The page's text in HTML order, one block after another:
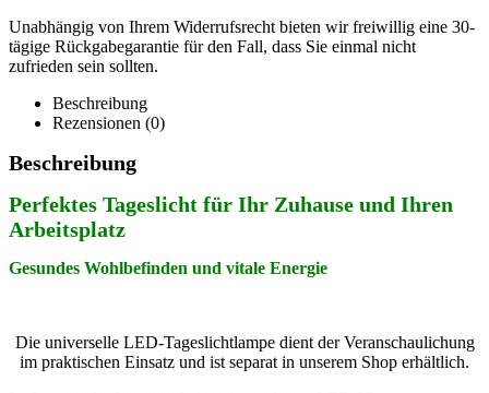
Unabhängig von Ihrem Widerrufsrecht bieten wir freiwillig eine 30-
tägige Rückgabegarantie für den Fall, dass Sie einmal nicht
zufrieden sein sollten.
Beschreibung
Rezensionen (0)
Beschreibung
Perfektes Tageslicht für Ihr Zuhause und Ihren
Arbeitsplatz
Gesundes Wohlbefinden und vitale Energie
Die universelle LED-Tageslichtlampe dient der Veranschaulichung
im praktischen Einsatz und ist separat in unserem Shop erhältlich.